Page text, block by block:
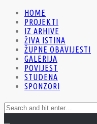
HOME
PROJEKTI
IZ ARHIVE
ŽIVA ISTINA
ŽUPNE OBAVIJESTI
GALERIJA
POVIJEST
STUDENA
SPONZORI